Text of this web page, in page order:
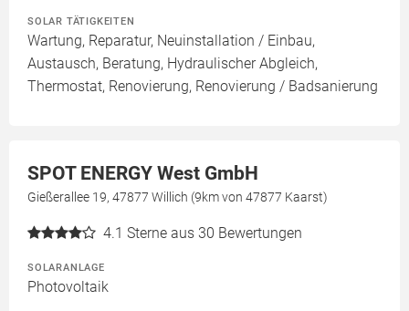
SOLAR TÄTIGKEITEN
Wartung, Reparatur, Neuinstallation / Einbau,
Austausch, Beratung, Hydraulischer Abgleich,
Thermostat, Renovierung, Renovierung / Badsanierung
SPOT ENERGY West GmbH
Gießerallee 19, 47877 Willich (9km von 47877 Kaarst)
4.1 Sterne aus 30 Bewertungen
SOLARANLAGE
Photovoltaik